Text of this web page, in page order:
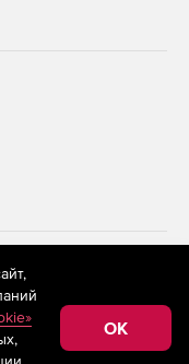
применяются
технологии
сбора,
к
Федерации)
OK